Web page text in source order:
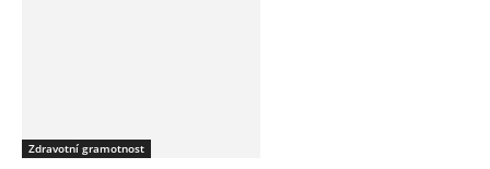
Zdravotní gramotnost